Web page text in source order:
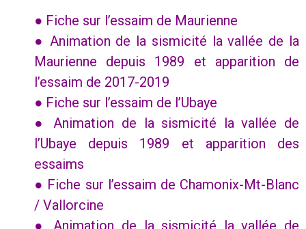
● Fiche sur l’essaim de Maurienne
● Animation de la sismicité la vallée de la
Maurienne depuis 1989 et apparition de
l’essaim de 2017-2019
● Fiche sur l’essaim de l’Ubaye
● Animation de la sismicité la vallée de
l’Ubaye depuis 1989 et apparition des
essaims
● Fiche sur l’essaim de Chamonix-Mt-Blanc
/ Vallorcine